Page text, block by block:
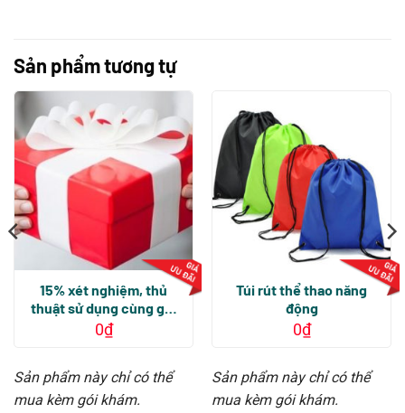
Sản phẩm tương tự
15% xét nghiệm, thủ
thuật sử dụng cùng gói
khám
0₫
Sản phẩm này chỉ có thể
mua kèm gói khám.
Túi rút thể thao năng
động
0₫
Sản phẩm này chỉ có thể
mua kèm gói khám.